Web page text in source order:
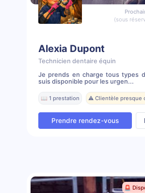
(sous
Alexia Dupont
Technicien dentaire équin
Je prends en charge tous types
suis disponible pour les urgen...
📖 1 prestation ⚠️ Clientèle presque
Prendre rendez-vous
🚨